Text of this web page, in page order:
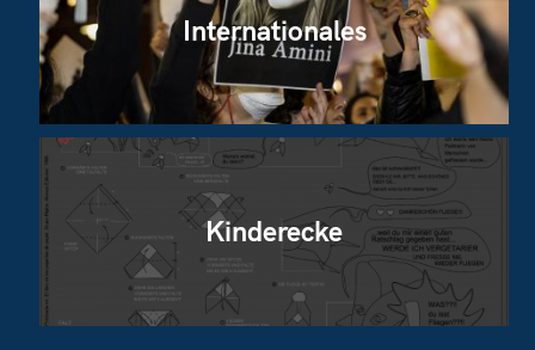
Internationales
Kinderecke